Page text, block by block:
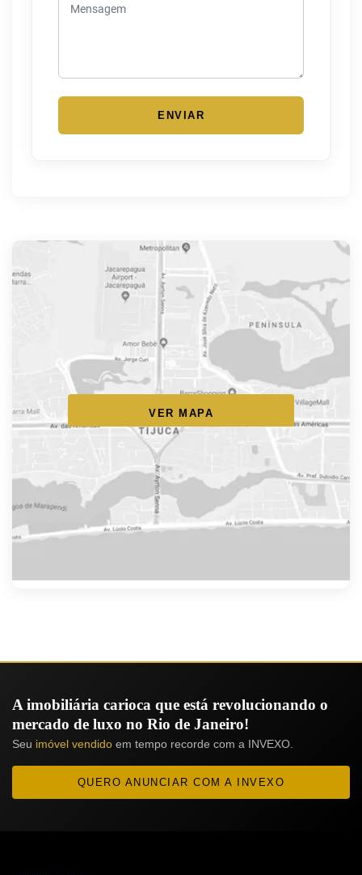
VER MAPA
ENVIAR
A imobiliária carioca que está revolucionando o
mercado de luxo no Rio de Janeiro!
Seu imóvel vendido em tempo recorde com a INVEXO.
QUERO ANUNCIAR COM A INVEXO